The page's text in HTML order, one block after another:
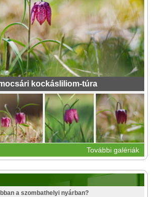
kockásliliom-túra
További galériák
a szombathelyi nyárban?